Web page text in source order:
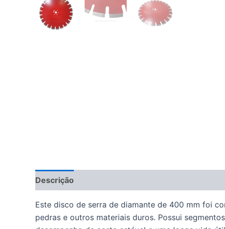
Descrição
Este disco de serra de diamante de 400 mm foi
pedras e outros materiais duros. Possui